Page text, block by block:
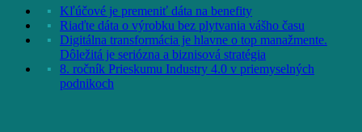
Kľúčové je premeniť dáta na benefity
Riaďte dáta o výrobku bez plytvania vášho času
Digitálna transformácia je hlavne o top manažmente.
Dôležitá je seriózna a biznisová stratégia
8. ročník Prieskumu Industry 4.0 v priemyselných
podnikoch